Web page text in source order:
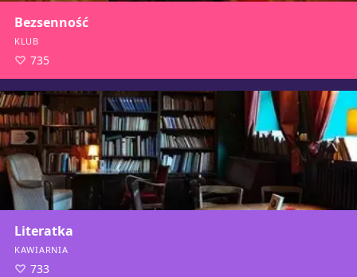
Bezsenność
KLUB
735
Literatka
KAWIARNIA
733